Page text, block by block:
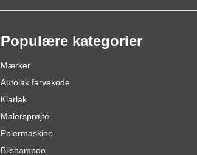
Populære kategorier
Mærker
Autolak farvekode
Klarlak
Malersprøjte
Polermaskine
Bilshampoo